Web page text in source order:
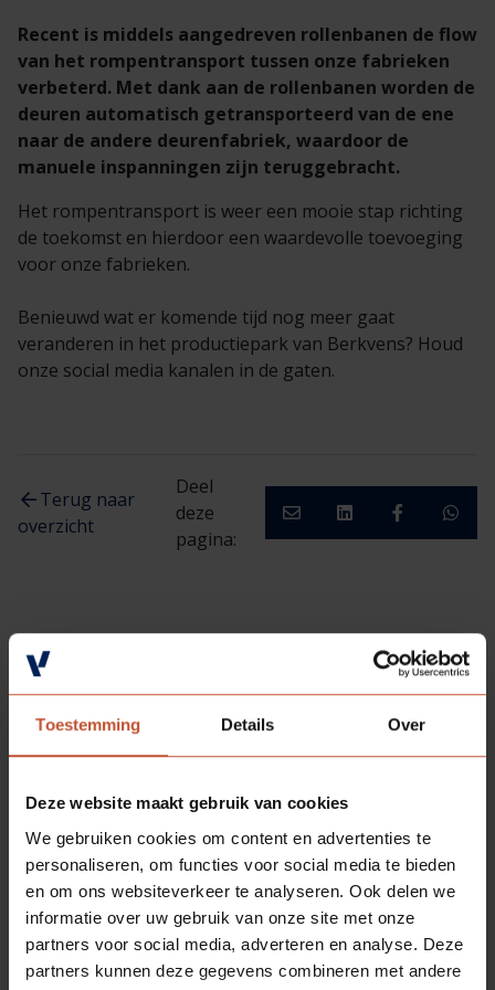
Toestemming Details Over
Deze website maakt gebruik van cookies
We gebruiken cookies om content en advertenties te
personaliseren, om functies voor social media te bieden
en om ons websiteverkeer te analyseren. Ook delen we
informatie over uw gebruik van onze site met onze
partners voor social media, adverteren en analyse. Deze
partners kunnen deze gegevens combineren met andere
Recent is middels aangedreven rollenbanen de flow
van het rompentransport tussen onze fabrieken
verbeterd. Met dank aan de rollenbanen worden de
deuren automatisch getransporteerd van de ene
naar de andere deurenfabriek, waardoor de
manuele inspanningen zijn teruggebracht.
Het rompentransport is weer een mooie stap richting
de toekomst en hierdoor een waardevolle toevoeging
voor onze fabrieken.
Benieuwd wat er komende tijd nog meer gaat
veranderen in het productiepark van Berkvens? Houd
onze social media kanalen in de gaten.
Terug naar
overzicht
Deel
deze
pagina:
MEER RELEVANTE ARTIKELEN